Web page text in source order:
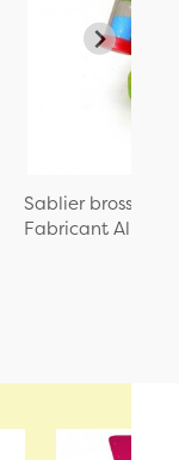
Sablier brosse à
Fabricant